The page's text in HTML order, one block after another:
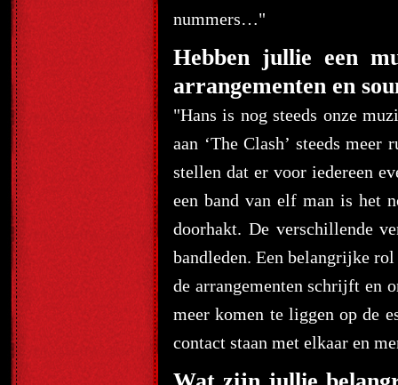
nummers…"
Hebben jullie een
arrangementen en
"Hans is nog steeds onze
aan ‘The Clash’ steeds
stellen dat er voor iedereen
een band van elf man is het
doorhakt. De verschillende
bandleden. Een belangrijke
de arrangementen schrijft en
meer komen te liggen op de
contact staan met elkaar en